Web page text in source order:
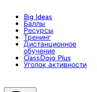
Big Ideas
Баллы
Ресурсы
Тренинг
Дистанционное
обучение
ClassDojo Plus
Уголок активности